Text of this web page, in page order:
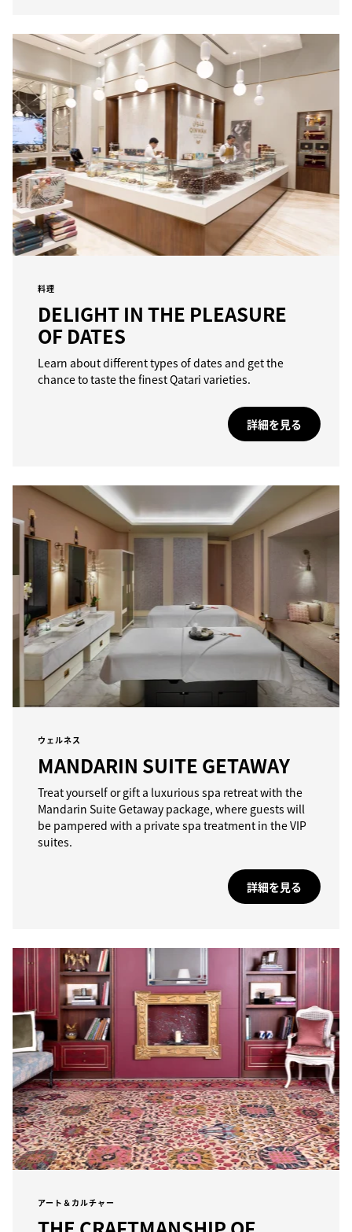
料理
DELIGHT IN THE PLEASURE
OF DATES
Learn about different types of dates and get the
chance to taste the finest Qatari varieties.
詳細を見る
ウェルネス
MANDARIN SUITE GETAWAY
Treat yourself or gift a luxurious spa retreat with the
Mandarin Suite Getaway package, where guests will
be pampered with a private spa treatment in the VIP
suites.
詳細を見る
アート＆カルチャー